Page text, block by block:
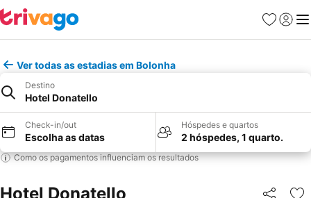
Favoritos
Iniciar
Ver todas as estadias em Bolonha
Destino
Hotel Donatello
Check-in/out
Escolha as datas
Hóspedes e quartos
2 hóspedes, 1 quarto.
Como os pagamentos influenciam os resultados
Hotel Donatello